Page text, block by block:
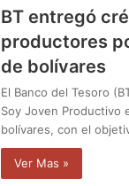
BT entregó
productores
de bolívares
El Banco del Tesoro
Soy Joven Productivo
bolívares, con el
Ver Mas »